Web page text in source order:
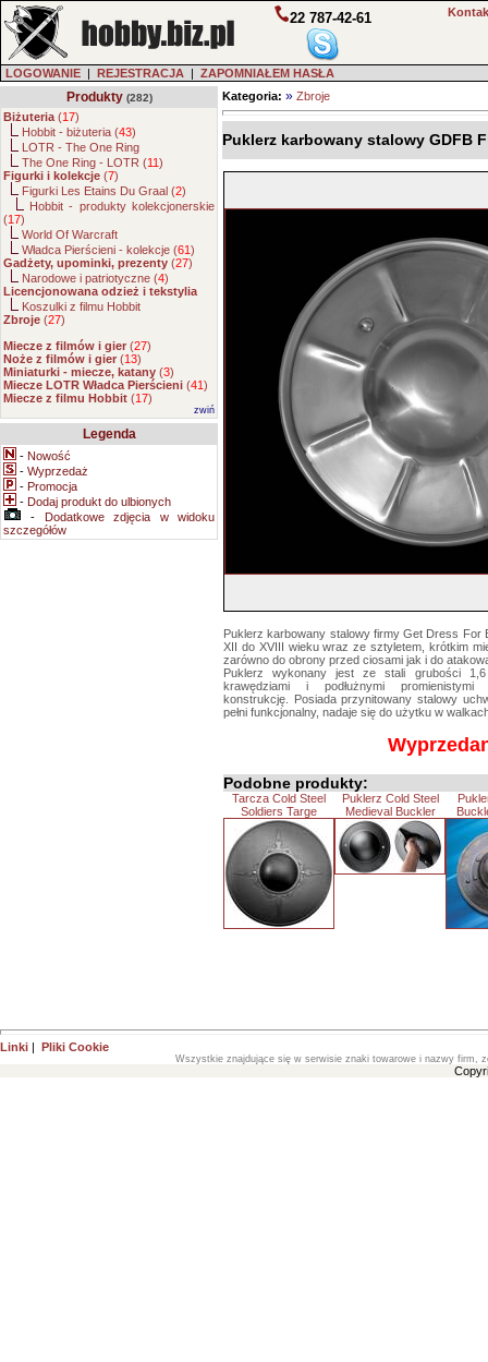
22 787-42-61
LOGOWANIE | REJESTRACJA | ZAPOMNIAŁEM HASŁA
Produkty (282)
Biżuteria (17)
Hobbit - biżuteria (43)
LOTR - The One Ring
The One Ring - LOTR (11)
Figurki i kolekcje (7)
Figurki Les Etains Du Graal (2)
Hobbit - produkty kolekcjonerskie
(17)
World Of Warcraft
Władca Pierścieni - kolekcje (61)
Gadżety, upominki, prezenty (27)
Narodowe i patriotyczne (4)
Licencjonowana odzież i tekstylia
Koszulki z filmu Hobbit
Zbroje (27)
Miecze z filmów i gier (27)
Noże z filmów i gier (13)
Miniaturki - miecze, katany (3)
Miecze LOTR Władca Pierścieni (41)
Miecze z filmu Hobbit (17)
zwiń
Legenda
- Nowość
- Wyprzedaż
- Promocja
- Dodaj produkt do ulbionych
- Dodatkowe zdjęcia w widoku
szczegółów
Kategoria: » Zbroje
Puklerz karbowany stalowy GDFB
Puklerz karbowany stalowy firmy Get Dress For
XII do XVIII wieku wraz ze sztyletem, krótkim
zarówno do obrony przed ciosami jak i do
Puklerz wykonany jest ze stali grubości
krawędziami i podłużnymi promienistymi
konstrukcję. Posiada przynitowany stalowy
pełni funkcjonalny, nadaje się do użytku w
Podobne produkty:
Tarcza Cold Steel
Soldiers Targe
Puklerz Cold Steel
Medieval Buckler
Linki | Pliki Cookie
Wszystkie znajdujące się w serwisie znaki towarowe i nazwy firm,